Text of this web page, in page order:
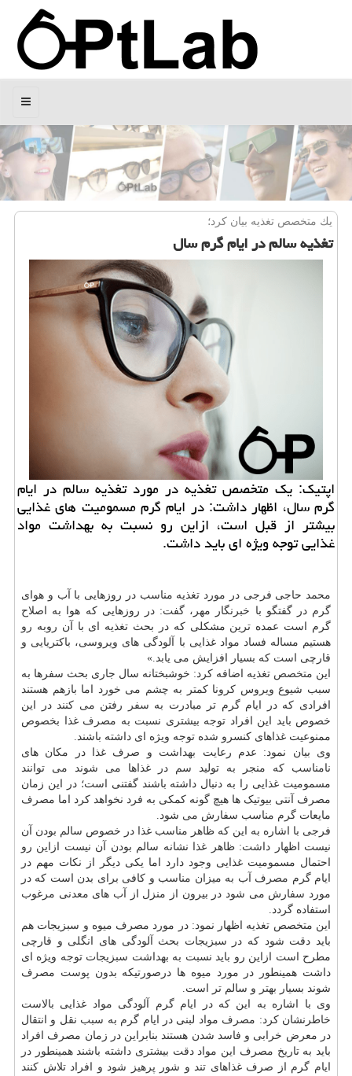
منو
یك متخصص تغذیه بیان كرد؛
تغذیه سالم در ایام گرم سال
اپتیک: یک متخصص تغذیه در مورد تغذیه سالم در ایام
گرم سال، اظهار داشت: در ایام گرم مسمومیت های غذایی
بیشتر از قبل است، ازاین رو نسبت به بهداشت مواد
غذایی توجه ویژه ای باید داشت.
محمد حاجی فرجی در مورد تغذیه مناسب در روزهایی با آب و هوای
گرم در گفتگو با خبرنگار مهر، گفت: در روزهایی که هوا به اصلاح
گرم است عمده ترین مشکلی که در بحث تغذیه ای با آن روبه رو
هستیم مساله فساد مواد غذایی با آلودگی های ویروسی، باکتریایی و
قارچی است که بسیار افزایش می یابد.»
این متخصص تغذیه اضافه کرد: خوشبختانه سال جاری بحث سفرها به
سبب شیوع ویروس کرونا کمتر به چشم می خورد اما بازهم هستند
افرادی که در ایام گرم تر مبادرت به سفر
رفتن می کنند در این
خصوص باید این افراد توجه بیشتری نسبت به مصرف غذا بخصوص
ممنوعیت غذاهای کنسرو شده توجه ویژه ای داشته باشند.
وی بیان نمود: عدم رعایت بهداشت و صرف غذا در مکان های
نامناسب که منجر به تولید سم در غذاها می شوند می توانند
مسمومیت غذایی را به دنبال داشته باشند گفتنی است؛ در این زمان
مصرف آنتی بیوتیک ها هیچ گونه کمکی به فرد نخواهد کرد اما مصرف
مایعات گرم مناسب سفارش می شود.
فرجی با اشاره به این که ظاهر مناسب غذا در خصوص سالم بودن آن
نیست اظهار داشت: ظاهر غذا نشانه سالم بودن آن نیست ازاین رو
احتمال مسمومیت غذایی وجود دارد اما یکی دیگر از نکات مهم در
ایام گرم مصرف آب به میزان مناسب و کافی برای بدن است که در
مورد سفارش می شود در بیرون از منزل از آب های معدنی مرغوب
استفاده گردد.
این متخصص تغذیه اظهار نمود: در مورد مصرف میوه و سبزیجات هم
باید دقت شود که در سبزیجات بحث آلودگی های انگلی و قارچی
مطرح است ازاین رو باید نسبت به بهداشت سبزیجات توجه ویژه ای
داشت همینطور در مورد میوه ها درصورتیکه بدون پوست مصرف
شوند بسیار بهتر و سالم تر است.
وی با اشاره به این که در ایام گرم آلودگی مواد غذایی بالاست
خاطرنشان کرد: مصرف مواد لبنی در ایام گرم به سبب نقل و انتقال
در معرض خرابی و فاسد شدن هستند بنابراین در زمان مصرف افراد
باید به تاریخ مصرف این مواد دقت بیشتری داشته باشند همینطور در
ایام گرم از صرف غذاهای تند و شور پرهیز شود و افراد تلاش کنند